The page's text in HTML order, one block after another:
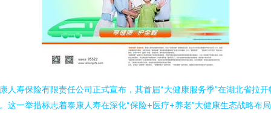
人寿保险有限责任公司正式宣布，其首届“大健康服务季”在湖北省拉开
这一举措标志着泰康人寿在深化“保险+医疗+养老”大健康生态战略布